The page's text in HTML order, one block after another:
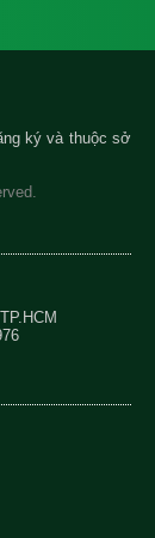
ký và thuộc sở